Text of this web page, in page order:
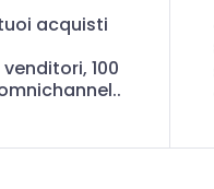
acquisti
100